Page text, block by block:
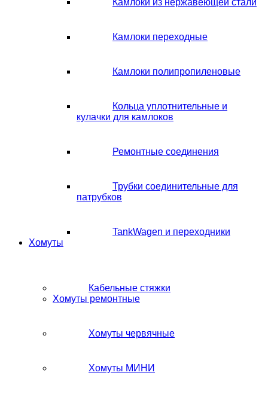
Камлоки из нержавеющей стали
Камлоки переходные
Камлоки полипропиленовые
Кольца уплотнительные и
кулачки для камлоков
Ремонтные соединения
Трубки соединительные для
патрубков
TankWagen и переходники
Хомуты
Кабельные стяжки
Хомуты ремонтные
Хомуты червячные
Хомуты МИНИ